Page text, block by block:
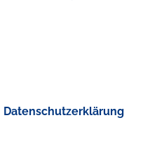
Datenschutzerklärung